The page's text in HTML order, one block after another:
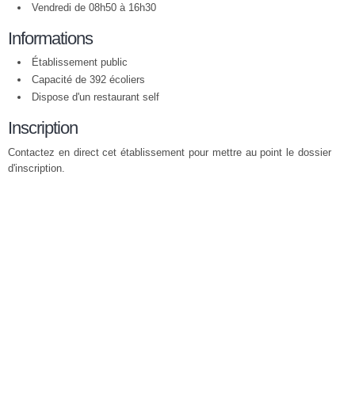
Vendredi de 08h50 à 16h30
Informations
Établissement public
Capacité de 392 écoliers
Dispose d'un restaurant self
Inscription
Contactez en direct cet établissement pour mettre au point le dossier
d'inscription.